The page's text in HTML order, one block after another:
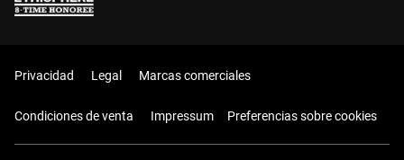
Privacidad Legal Marcas comerciales
Condiciones de venta Impressum Preferencias sobre cookies